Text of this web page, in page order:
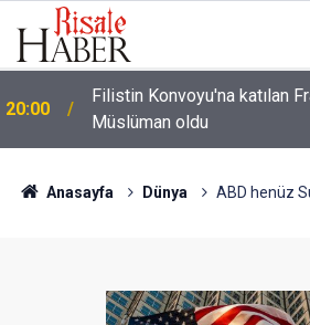
17:03
Halamın bıyığı olsa
söyleyebilir miydik?
Anasayfa Dünya ABD henüz